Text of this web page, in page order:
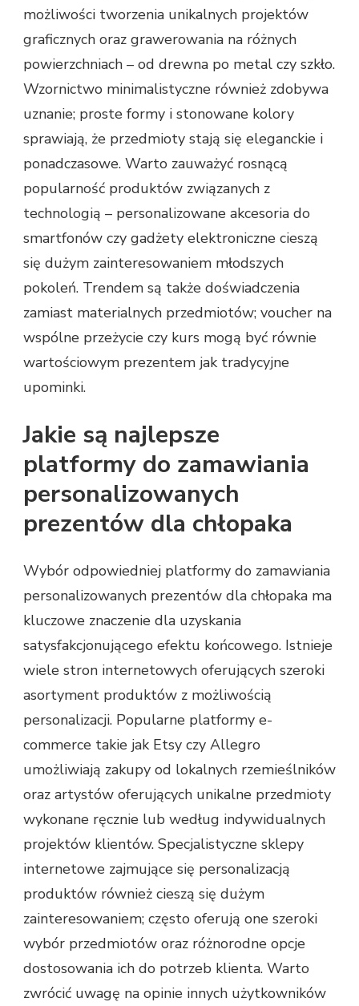
możliwości tworzenia unikalnych projektów
graficznych oraz grawerowania na różnych
powierzchniach – od drewna po metal czy szkło.
Wzornictwo minimalistyczne również zdobywa
uznanie; proste formy i stonowane kolory
sprawiają, że przedmioty stają się eleganckie i
ponadczasowe. Warto zauważyć rosnącą
popularność produktów związanych z
technologią – personalizowane akcesoria do
smartfonów czy gadżety elektroniczne cieszą
się dużym zainteresowaniem młodszych
pokoleń. Trendem są także doświadczenia
zamiast materialnych przedmiotów; voucher na
wspólne przeżycie czy kurs mogą być równie
wartościowym prezentem jak tradycyjne
upominki.
Jakie są najlepsze
platformy do zamawiania
personalizowanych
prezentów dla chłopaka
Wybór odpowiedniej platformy do zamawiania
personalizowanych prezentów dla chłopaka ma
kluczowe znaczenie dla uzyskania
satysfakcjonującego efektu końcowego. Istnieje
wiele stron internetowych oferujących szeroki
asortyment produktów z możliwością
personalizacji. Popularne platformy e-
commerce takie jak Etsy czy Allegro
umożliwiają zakupy od lokalnych rzemieślników
oraz artystów oferujących unikalne przedmioty
wykonane ręcznie lub według indywidualnych
projektów klientów. Specjalistyczne sklepy
internetowe zajmujące się personalizacją
produktów również cieszą się dużym
zainteresowaniem; często oferują one szeroki
wybór przedmiotów oraz różnorodne opcje
dostosowania ich do potrzeb klienta. Warto
zwrócić uwagę na opinie innych użytkowników